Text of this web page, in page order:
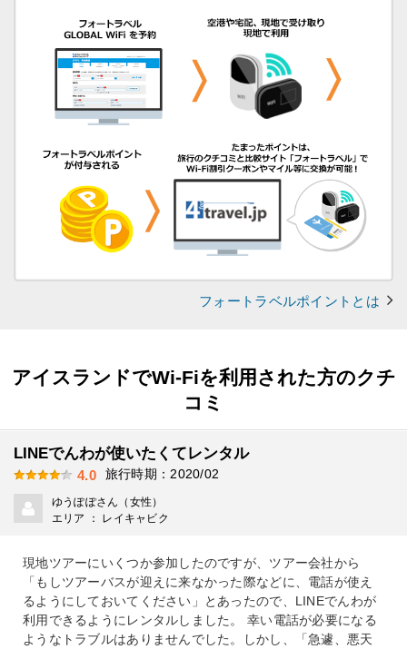
フォートラベルポイントとは
アイスランドでWi-Fiを利用された方のクチ
コミ
LINEでんわが使いたくてレンタル
4.0 旅行時期：2020/02
ゆうぽぽさん（女性）
エリア ： レイキャビク
現地ツアーにいくつか参加したのですが、ツアー会社から
「もしツアーバスが迎えに来なかった際などに、電話が使え
るようにしておいてください」とあったので、LINEでんわが
利用できるようにレンタルしました。 幸い電話が必要になる
ようなトラブルはありませんでした。しかし、「急遽、悪天